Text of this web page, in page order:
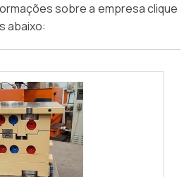
sobre a empresa clique
abaixo: